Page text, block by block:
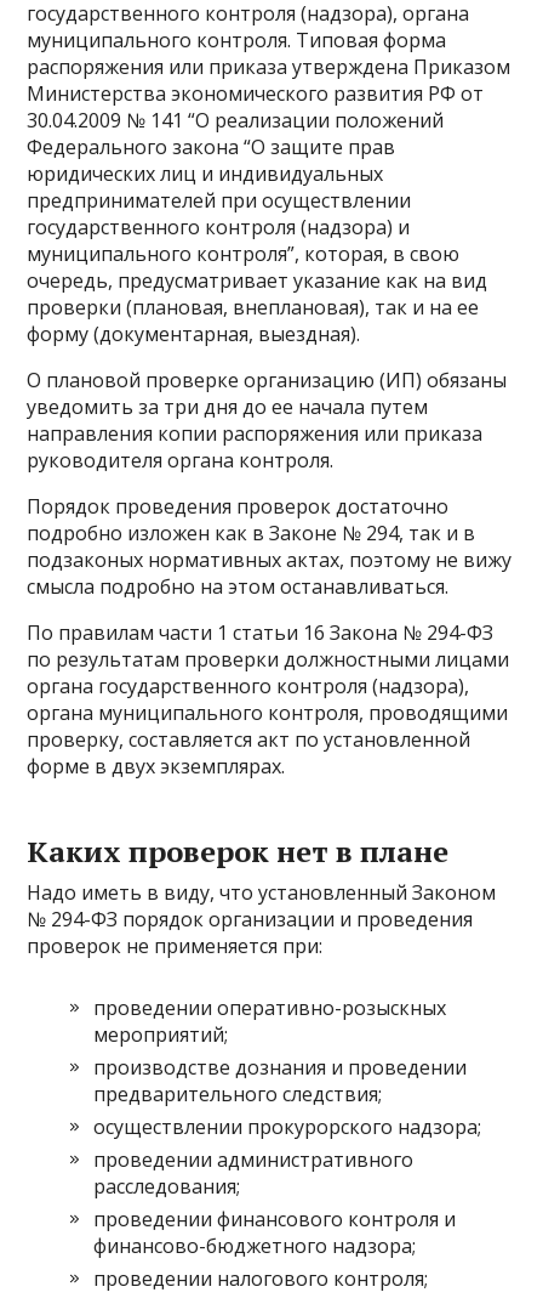
государственного контроля (надзора), органа
муниципального контроля. Типовая форма
распоряжения или приказа утверждена Приказом
Министерства экономического развития РФ от
30.04.2009 № 141 “О реализации положений
Федерального закона “О защите прав
юридических лиц и индивидуальных
предпринимателей при осуществлении
государственного контроля (надзора) и
муниципального контроля”, которая, в свою
очередь, предусматривает указание как на вид
проверки (плановая, внеплановая), так и на ее
форму (документарная, выездная).
О плановой проверке организацию (ИП) обязаны
уведомить за три дня до ее начала путем
направления копии распоряжения или приказа
руководителя органа контроля.
Порядок проведения проверок достаточно
подробно изложен как в Законе № 294, так и в
подзаконых нормативных актах, поэтому не вижу
смысла подробно на этом останавливаться.
По правилам части 1 статьи 16 Закона № 294-ФЗ
по результатам проверки должностными лицами
органа государственного контроля (надзора),
органа муниципального контроля, проводящими
проверку, составляется акт по установленной
форме в двух экземплярах.
Каких проверок нет в плане
Надо иметь в виду, что установленный Законом
№ 294-ФЗ порядок организации и проведения
проверок не применяется при:
проведении оперативно-розыскных
мероприятий;
производстве дознания и проведении
предварительного следствия;
осуществлении прокурорского надзора;
проведении административного
расследования;
проведении финансового контроля и
финансово-бюджетного надзора;
проведении налогового контроля;